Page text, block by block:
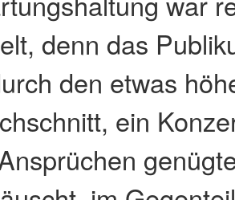
denn das
den etwas
ein